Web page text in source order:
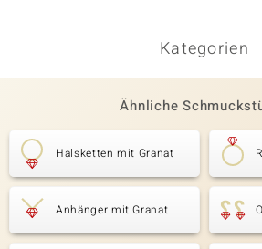
Kategorien
Ähnliche
Halsketten mit Granat
Anhänger mit Granat